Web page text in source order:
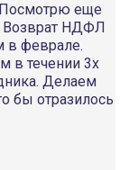
Посмотрю еще
Возврат НДФЛ
в феврале.
в течении 3х
Делаем
бы отразилось